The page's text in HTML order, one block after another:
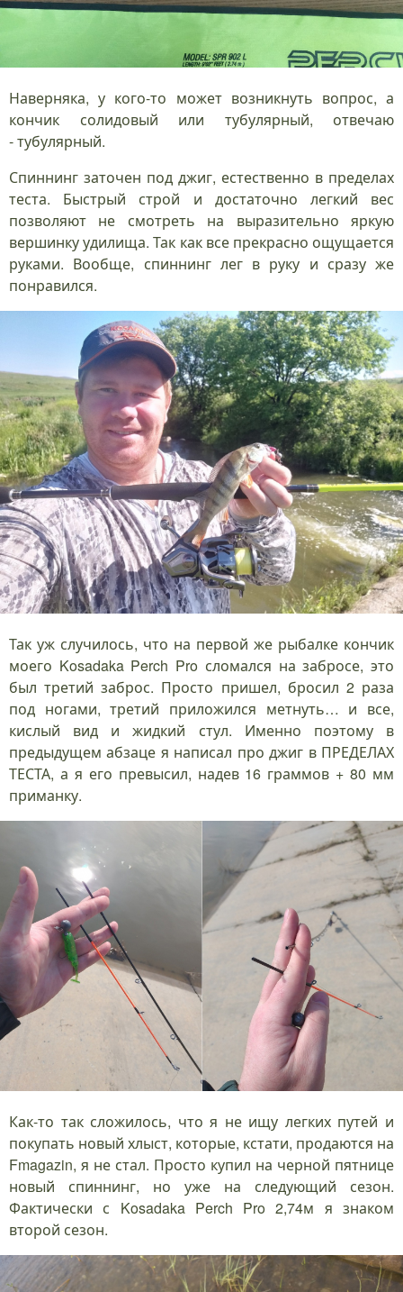
Наверняка, у кого-то может возникнуть вопрос, а
кончик солидовый или тубулярный, отвечаю
- тубулярный.
Спиннинг заточен под джиг, естественно в пределах
теста. Быстрый строй и достаточно легкий вес
позволяют не смотреть на выразительно яркую
вершинку удилища. Так как все прекрасно ощущается
руками. Вообще, спиннинг лег в руку и сразу же
понравился.
Так уж случилось, что на первой же рыбалке кончик
моего Kosadaka Perch Pro сломался на забросе, это
был третий заброс. Просто пришел, бросил 2 раза
под ногами, третий приложился метнуть… и все,
кислый вид и жидкий стул. Именно поэтому в
предыдущем абзаце я написал про джиг в ПРЕДЕЛАХ
ТЕСТА, а я его превысил, надев 16 граммов + 80 мм
приманку.
Как-то так сложилось, что я не ищу легких путей и
покупать новый хлыст, которые, кстати, продаются на
Fmagazin, я не стал. Просто купил на черной пятнице
новый спиннинг, но уже на следующий сезон.
Фактически с Kosadaka Perch Pro 2,74м я знаком
второй сезон.